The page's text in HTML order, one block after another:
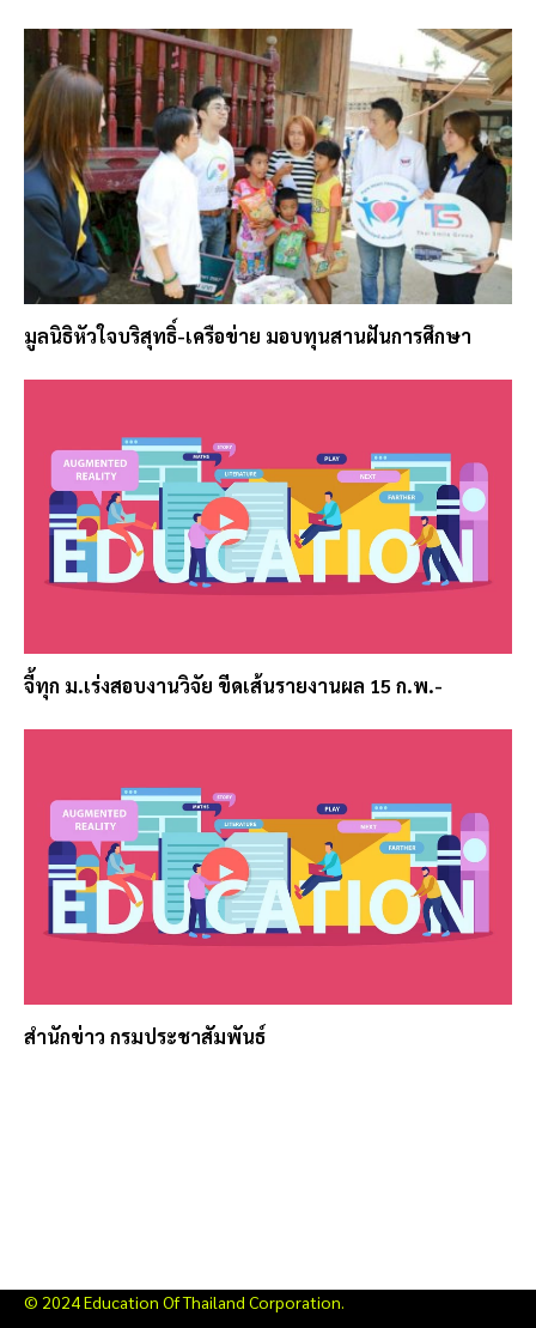
มูลนิธิหัวใจบริสุทธิ์-เครือข่าย มอบทุนสานฝันการศึกษา
จี้ทุก ม.เร่งสอบงานวิจัย ขีดเส้นรายงานผล 15 ก.พ.-
สำนักข่าว กรมประชาสัมพันธ์
© 2024 Education Of Thailand Corporation.